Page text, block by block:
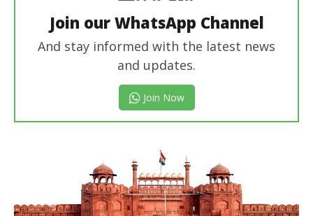
Join our WhatsApp Channel
And stay informed with the latest news
and updates.
Join Now